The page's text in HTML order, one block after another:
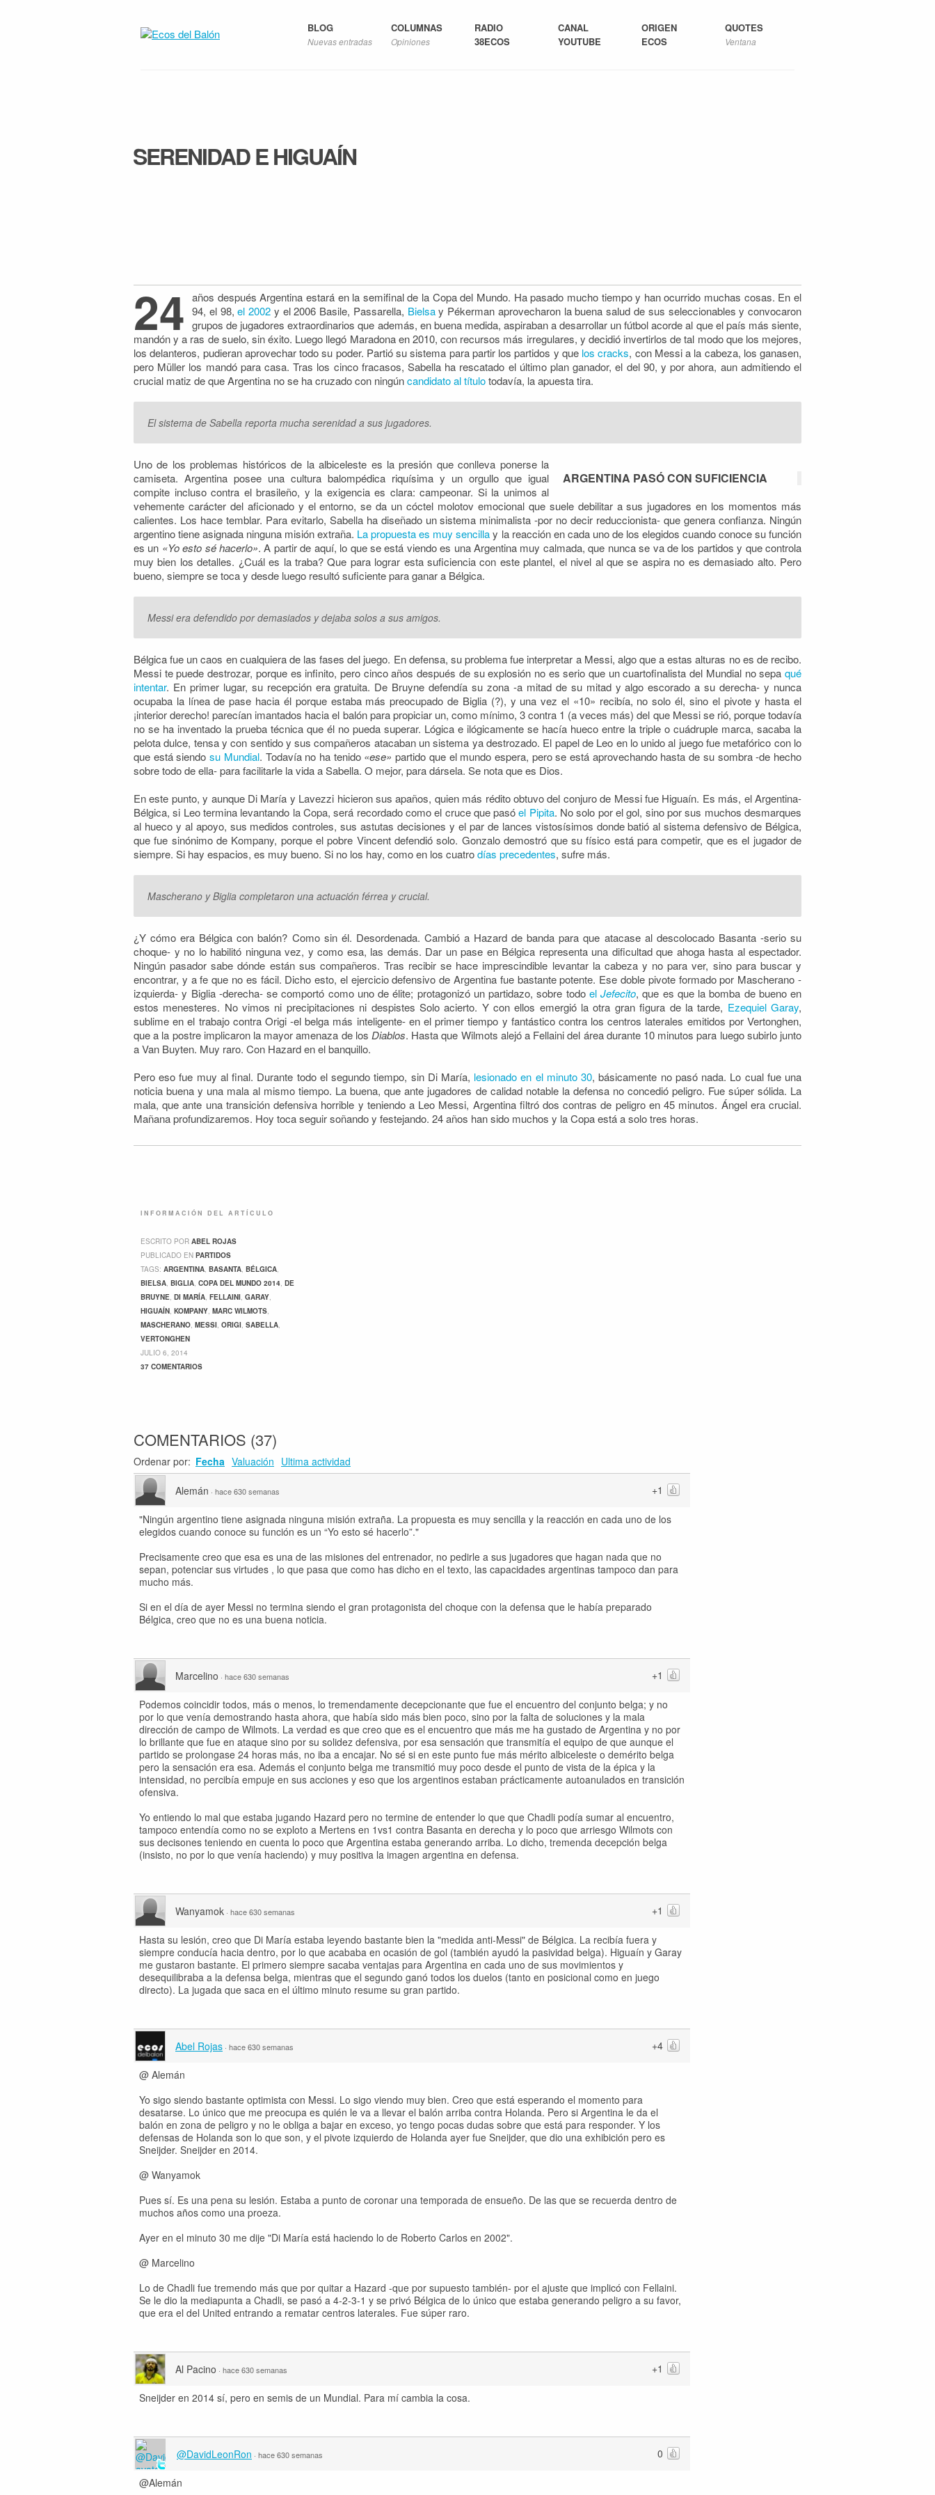
BLOG
Nuevas entradas
COLUMNAS
Opiniones
RADIO
38ECOS
CANAL
YOUTUBE
ORIGEN
ECOS
QUOTES
Ventana
SERENIDAD E HIGUAÍN
24 años después Argentina estará en la semifinal de la Copa del Mundo. Ha pasado mucho tiempo y han ocurrido muchas cosas. En el
94, el 98,el 2002 y el 2006 Basile, Passarella, Bielsay Pékerman aprovecharon la buena salud de sus seleccionables y convocaron
grupos de jugadores extraordinarios que además, en buena medida, aspiraban a desarrollar un fútbol acorde al que el país más siente,
mandón y a ras de suelo, sin éxito. Luego llegó Maradona en 2010, con recursos más irregulares, y decidió invertirlos de tal modo que los mejores,
los delanteros, pudieran aprovechar todo su poder. Partió su sistema para partir los partidos y que los cracks, con Messi a la cabeza, los ganasen,
pero Müller los mandó para casa. Tras los cinco fracasos, Sabella ha rescatado el último plan ganador, el del 90, y por ahora, aun admitiendo el
crucial matiz de que Argentina no se ha cruzado con ningúncandidato al títulotodavía, la apuesta tira.
El sistema de Sabella reporta mucha serenidad a sus jugadores.
ARGENTINA PASÓ CON SUFICIENCIA
Uno de los problemas históricos de la albiceleste es la presión que conlleva ponerse la
camiseta. Argentina posee una cultura balompédica riquísima y un orgullo que igual
compite incluso contra el brasileño, y la exigencia es clara: campeonar. Si la unimos al
vehemente carácter del aficionado y el entorno, se da un cóctel molotov emocional que suele debilitar a sus jugadores en los momentos más
calientes. Los hace temblar. Para evitarlo, Sabella ha diseñado un sistema minimalista -por no decir reduccionista- que genera confianza. Ningún
argentino tiene asignada ninguna misión extraña. La propuesta es muy sencillay la reacción en cada uno de los elegidos cuando conoce su función
es un «Yo esto sé hacerlo». A partir de aquí, lo que se está viendo es una Argentina muy calmada, que nunca se va de los partidos y que controla
muy bien los detalles. ¿Cuál es la traba? Que para lograr esta suficiencia con este plantel, el nivel al que se aspira no es demasiado alto. Pero
bueno, siempre se toca y desde luego resultó suficiente para ganar a Bélgica.
Messi era defendido por demasiados y dejaba solos a sus amigos.
Bélgica fue un caos en cualquiera de las fases del juego. En defensa, su problema fue interpretar a Messi, algo que a estas alturas no es de recibo.
Messi te puede destrozar, porque es infinito, pero cinco años después de su explosión no es serio que un cuartofinalista del Mundial no sepa qué
intentar. En primer lugar, su recepción era gratuita. De Bruyne defendía su zona -a mitad de su mitad y algo escorado a su derecha- y nunca
ocupaba la línea de pase hacia él porque estaba más preocupado de Biglia (?), y una vez el «10» recibía, no solo él, sino el pivote y hasta el
¡interior derecho! parecían imantados hacia el balón para propiciar un, como mínimo, 3 contra 1 (a veces más) del que Messi se rió, porque todavía
no se ha inventado la prueba técnica que él no pueda superar. Lógica e ilógicamente se hacía hueco entre la triple o cuádruple marca, sacaba la
pelota dulce, tensa y con sentido y sus compañeros atacaban un sistema ya destrozado. El papel de Leo en lo unido al juego fue metafórico con lo
que está siendosu Mundial. Todavía no ha tenido «ese» partido que el mundo espera, pero se está aprovechando hasta de su sombra -de hecho
sobre todo de ella- para facilitarle la vida a Sabella. O mejor, para dársela. Se nota que es Dios.
En este punto, y aunque Di María y Lavezzi hicieron sus apaños, quien más rédito obtuvo del conjuro de Messi fue Higuaín. Es más, el Argentina-
Bélgica, si Leo termina levantando la Copa, será recordado como el cruce que pasóel Pipita. No solo por el gol, sino por sus muchos desmarques
al hueco y al apoyo, sus medidos controles, sus astutas decisiones y el par de lances vistosísimos donde batió al sistema defensivo de Bélgica,
que fue sinónimo de Kompany, porque el pobre Vincent defendió solo. Gonzalo demostró que su físico está para competir, que es el jugador de
siempre. Si hay espacios, es muy bueno. Si no los hay, como en los cuatrodías precedentes, sufre más.
Mascherano y Biglia completaron una actuación férrea y crucial.
¿Y cómo era Bélgica con balón? Como sin él. Desordenada. Cambió a Hazard de banda para que atacase al descolocado Basanta -serio su
choque- y no lo habilitó ninguna vez, y como esa, las demás. Dar un pase en Bélgica representa una dificultad que ahoga hasta al espectador.
Ningún pasador sabe dónde están sus compañeros. Tras recibir se hace imprescindible levantar la cabeza y no para ver, sino para buscar y
encontrar, y a fe que no es fácil. Dicho esto, el ejercicio defensivo de Argentina fue bastante potente. Ese doble pivote formado por Mascherano -
izquierda- y Biglia -derecha- se comportó como uno de élite; protagonizó un partidazo, sobre todo el Jefecito, que es que la bomba de bueno en
estos menesteres. No vimos ni precipitaciones ni despistes Solo acierto. Y con ellos emergió la otra gran figura de la tarde, Ezequiel Garay,
sublime en el trabajo contra Origi -el belga más inteligente- en el primer tiempo y fantástico contra los centros laterales emitidos por Vertonghen,
que a la postre implicaron la mayor amenaza de los Diablos. Hasta que Wilmots alejó a Fellaini del área durante 10 minutos para luego subirlo junto
a Van Buyten. Muy raro. Con Hazard en el banquillo.
Pero eso fue muy al final. Durante todo el segundo tiempo, sin Di María, lesionado en el minuto 30, básicamente no pasó nada. Lo cual fue una
noticia buena y una mala al mismo tiempo. La buena, que ante jugadores de calidad notable la defensa no concedió peligro. Fue súper sólida. La
mala, que ante una transición defensiva horrible y teniendo a Leo Messi, Argentina filtró dos contras de peligro en 45 minutos. Ángel era crucial.
Mañana profundizaremos. Hoy toca seguir soñando y festejando. 24 años han sido muchos y la Copa está a solo tres horas.
INFORMACIÓN DEL ARTÍCULO
ESCRITO POR ABEL ROJAS
PUBLICADO EN PARTIDOS
TAGS: ARGENTINA, BASANTA, BÉLGICA,
BIELSA, BIGLIA, COPA DEL MUNDO 2014, DE
BRUYNE, DI MARÍA, FELLAINI, GARAY,
HIGUAÍN, KOMPANY, MARC WILMOTS,
MASCHERANO, MESSI, ORIGI, SABELLA,
VERTONGHEN
JULIO 6, 2014
37 COMENTARIOS
COMENTARIOS (37)
Ordenar por: Fecha Valuación Ultima actividad
+1
Alemán · hace 630 semanas
"Ningún argentino tiene asignada ninguna misión extraña. La propuesta es muy sencilla y la reacción en cada uno de los
elegidos cuando conoce su función es un “Yo esto sé hacerlo”."
Precisamente creo que esa es una de las misiones del entrenador, no pedirle a sus jugadores que hagan nada que no
sepan, potenciar sus virtudes , lo que pasa que como has dicho en el texto, las capacidades argentinas tampoco dan para
mucho más.
Si en el día de ayer Messi no termina siendo el gran protagonista del choque con la defensa que le había preparado
Bélgica, creo que no es una buena noticia.
+1
Marcelino · hace 630 semanas
Podemos coincidir todos, más o menos, lo tremendamente decepcionante que fue el encuentro del conjunto belga; y no
por lo que venía demostrando hasta ahora, que había sido más bien poco, sino por la falta de soluciones y la mala
dirección de campo de Wilmots. La verdad es que creo que es el encuentro que más me ha gustado de Argentina y no por
lo brillante que fue en ataque sino por su solidez defensiva, por esa sensación que transmitía el equipo de que aunque el
partido se prolongase 24 horas más, no iba a encajar. No sé si en este punto fue más mérito albiceleste o demérito belga
pero la sensación era esa. Además el conjunto belga me transmitió muy poco desde el punto de vista de la épica y la
intensidad, no percibía empuje en sus acciones y eso que los argentinos estaban prácticamente autoanulados en transición
ofensiva.
Yo entiendo lo mal que estaba jugando Hazard pero no termine de entender lo que que Chadli podía sumar al encuentro,
tampoco entendía como no se exploto a Mertens en 1vs1 contra Basanta en derecha y lo poco que arriesgo Wilmots con
sus decisones teniendo en cuenta lo poco que Argentina estaba generando arriba. Lo dicho, tremenda decepción belga
(insisto, no por lo que venía haciendo) y muy positiva la imagen argentina en defensa.
+1
Wanyamok · hace 630 semanas
Hasta su lesión, creo que Di María estaba leyendo bastante bien la "medida anti-Messi" de Bélgica. La recibía fuera y
siempre conducía hacia dentro, por lo que acababa en ocasión de gol (también ayudó la pasividad belga). Higuaín y Garay
me gustaron bastante. El primero siempre sacaba ventajas para Argentina en cada uno de sus movimientos y
desequilibraba a la defensa belga, mientras que el segundo ganó todos los duelos (tanto en posicional como en juego
directo). La jugada que saca en el último minuto resume su gran partido.
+4
Abel Rojas · hace 630 semanas
@ Alemán
Yo sigo siendo bastante optimista con Messi. Lo sigo viendo muy bien. Creo que está esperando el momento para
desatarse. Lo único que me preocupa es quién le va a llevar el balón arriba contra Holanda. Pero si Argentina le da el
balón en zona de peligro y no le obliga a bajar en exceso, yo tengo pocas dudas sobre que está para responder. Y los
defensas de Holanda son lo que son, y el pivote izquierdo de Holanda ayer fue Sneijder, que dio una exhibición pero es
Sneijder. Sneijder en 2014.
@ Wanyamok
Pues sí. Es una pena su lesión. Estaba a punto de coronar una temporada de ensueño. De las que se recuerda dentro de
muchos años como una proeza.
Ayer en el minuto 30 me dije "Di María está haciendo lo de Roberto Carlos en 2002".
@ Marcelino
Lo de Chadli fue tremendo más que por quitar a Hazard -que por supuesto también- por el ajuste que implicó con Fellaini.
Se le dio la mediapunta a Chadli, se pasó a 4-2-3-1 y se privó Bélgica de lo único que estaba generando peligro a su favor,
que era el del United entrando a rematar centros laterales. Fue súper raro.
+1
Al Pacino · hace 630 semanas
Sneijder en 2014 sí, pero en semis de un Mundial. Para mí cambia la cosa.
0
@DavidLeonRon · hace 630 semanas
@Alemán